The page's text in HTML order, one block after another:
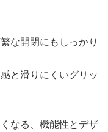
な開閉にもしっかり
と滑りにくいグリッ
なる、機能性とデザ